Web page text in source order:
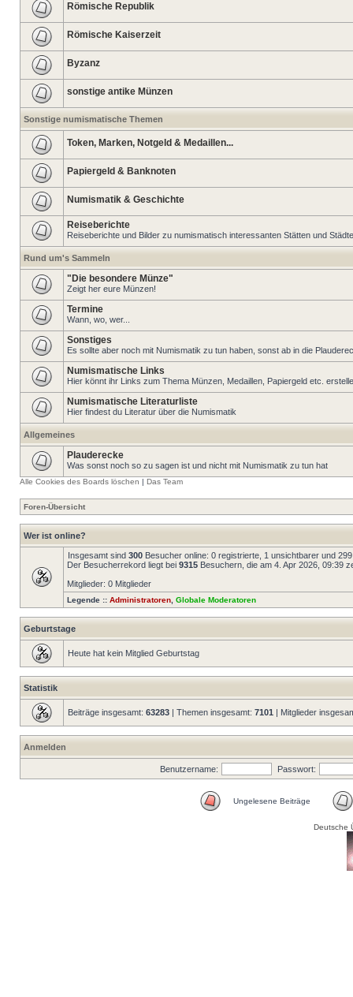
Römische Republik
Römische Kaiserzeit
Byzanz
sonstige antike Münzen
Sonstige numismatische Themen
Token, Marken, Notgeld & Medaillen...
Papiergeld & Banknoten
Numismatik & Geschichte
Reiseberichte
Reiseberichte und Bilder zu numismatisch interessanten Stätten und
Rund um's Sammeln
"Die besondere Münze"
Zeigt her eure Münzen!
Termine
Wann, wo, wer...
Sonstiges
Es sollte aber noch mit Numismatik zu tun haben, sonst ab in die
Numismatische Links
Hier könnt ihr Links zum Thema Münzen, Medaillen, Papiergeld etc.
Numismatische Literaturliste
Hier findest du Literatur über die Numismatik
Allgemeines
Plauderecke
Was sonst noch so zu sagen ist und nicht mit Numismatik zu tun hat
Alle Cookies des Boards löschen | Das Team
Foren-Übersicht
Wer ist online?
Insgesamt sind 300 Besucher online: 0 registrierte, 1 unsichtbarer und
Der Besucherrekord liegt bei 9315 Besuchern, die am 4. Apr 2026, 09:39
Mitglieder: 0 Mitglieder
Legende :: Administratoren Globale Moderatoren
Geburtstage
Heute hat kein Mitglied Geburtstag
Statistik
Beiträge insgesamt: 63283 | Themen insgesamt: 7101 | Mitglieder
Anmelden
Benutzername: Passwort:
Ungelesene Beiträge
Deutsche